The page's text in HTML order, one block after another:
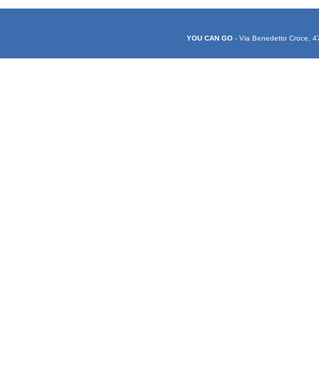
YOU CAN GO - Via Benedetto Croce,